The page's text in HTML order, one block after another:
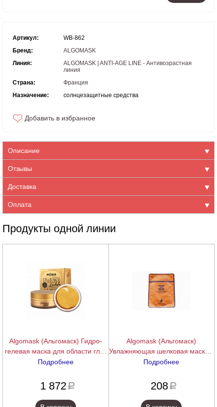
Артикул:
WB-862
Бренд:
ALGOMASK
Линия:
ALGOMASK | ANTI-AGE LINE - Антивозрастная
линия
Страна:
Франция
Назначение:
солнцезащитные средства
Добавить в избранное
Описание
Отзывы
Доставка
Оплата
Продукты одной линии
Algomask (Альгомаск) Гидро-
гелевая маска для области глаз
с коллоидным золотом (MiSkin
Подробнее
1 872a
Algomask (Альгомаск)
Увлажняющая шелковая маска с
бамбуковым углем на тканевой
Подробнее
208a